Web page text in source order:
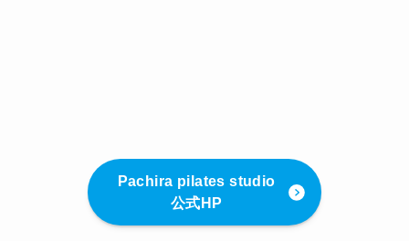
Pachira pilates studio
公式HP